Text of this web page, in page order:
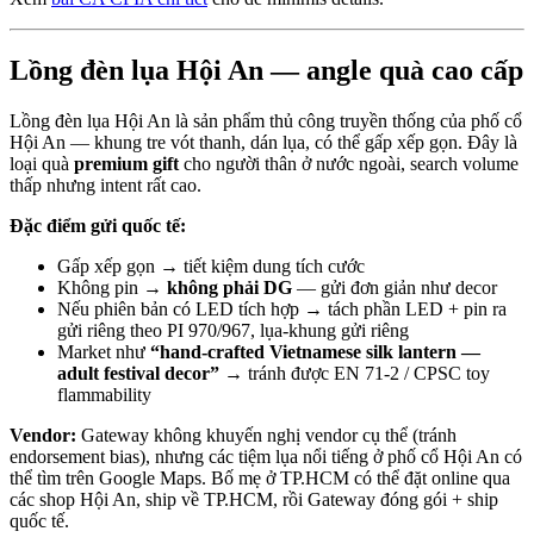
Lồng đèn lụa Hội An — angle quà cao cấp
Lồng đèn lụa Hội An là sản phẩm thủ công truyền thống của phố cổ
Hội An — khung tre vót thanh, dán lụa, có thể gấp xếp gọn. Đây là
loại quà premium gift cho người thân ở nước ngoài, search volume
thấp nhưng intent rất cao.
Đặc điểm gửi quốc tế:
Gấp xếp gọn → tiết kiệm dung tích cước
Không pin → không phải DG — gửi đơn giản như decor
Nếu phiên bản có LED tích hợp → tách phần LED + pin ra
gửi riêng theo PI 970/967, lụa-khung gửi riêng
Market như “hand-crafted Vietnamese silk lantern —
adult festival decor” → tránh được EN 71-2 / CPSC toy
flammability
Vendor: Gateway không khuyến nghị vendor cụ thể (tránh
endorsement bias), nhưng các tiệm lụa nổi tiếng ở phố cổ Hội An có
thể tìm trên Google Maps. Bố mẹ ở TP.HCM có thể đặt online qua
các shop Hội An, ship về TP.HCM, rồi Gateway đóng gói + ship
quốc tế.